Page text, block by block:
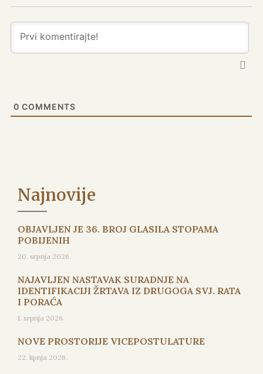
0 COMMENTS
Najnovije
OBJAVLJEN JE 36. BROJ GLASILA STOPAMA
POBIJENIH
20. srpnja 2026.
NAJAVLJEN NASTAVAK SURADNJE NA
IDENTIFIKACIJI ŽRTAVA IZ DRUGOGA SVJ. RATA
I PORAĆA
1. srpnja 2026.
NOVE PROSTORIJE VICEPOSTULATURE
22. lipnja 2026.